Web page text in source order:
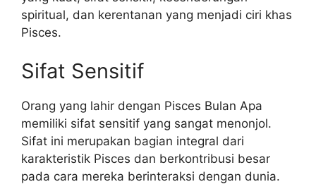
spiritual, dan kerentanan yang menjadi ciri khas
Pisces.
Sifat Sensitif
Orang yang lahir dengan Pisces Bulan Apa
memiliki sifat sensitif yang sangat menonjol.
Sifat ini merupakan bagian integral dari
karakteristik Pisces dan berkontribusi besar
pada cara mereka berinteraksi dengan dunia.